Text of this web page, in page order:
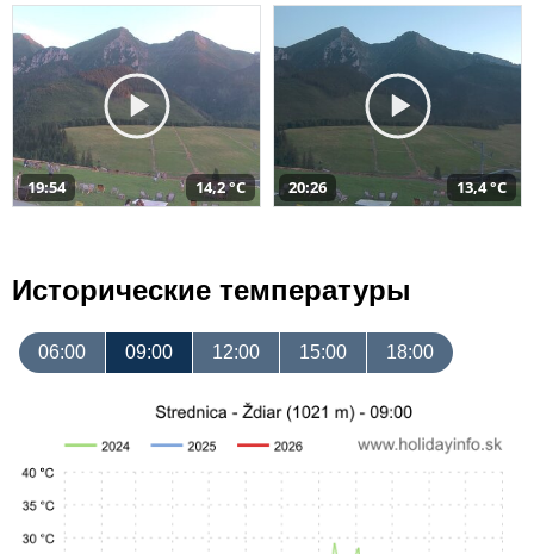
19:54 14,2 °C 20:26 13,4 °C
Исторические температуры
06:00 09:00 12:00 15:00 18:00